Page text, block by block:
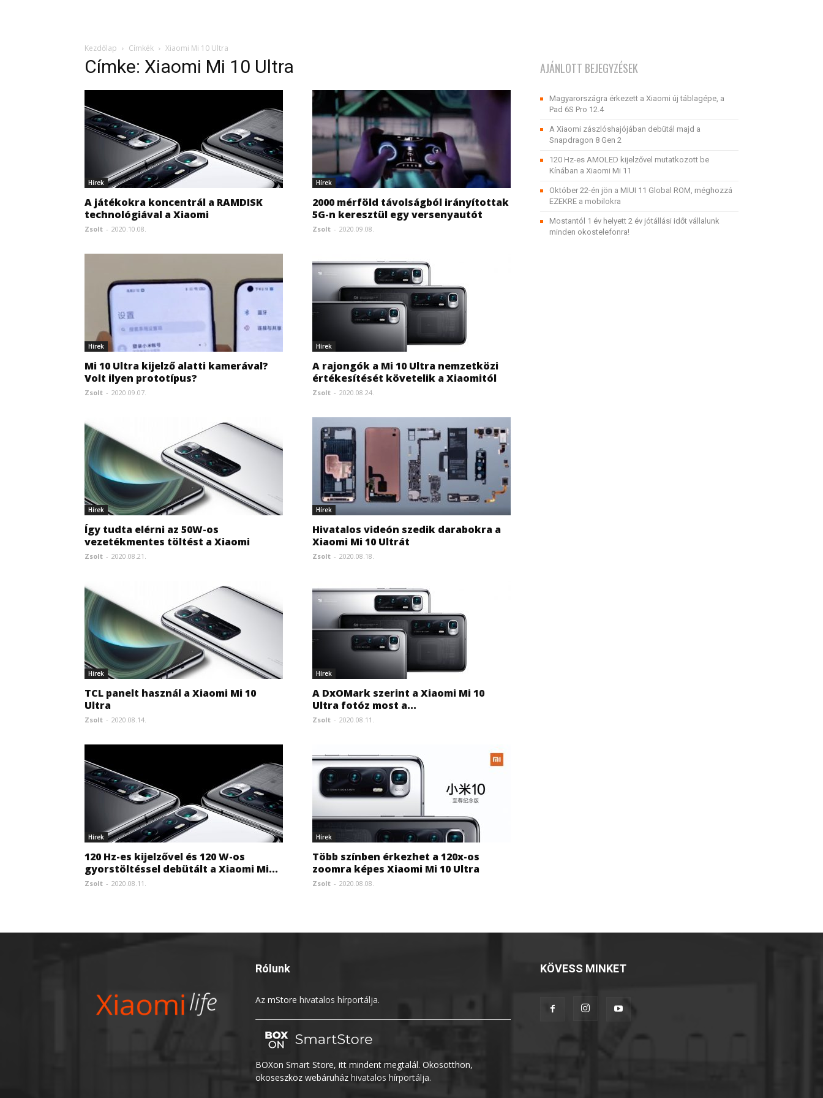
Kezdőlap Címkék Xiaomi Mi 10 Ultra
Címke: Xiaomi Mi 10 Ultra
Hírek
A játékokra koncentrál a RAMDISK
technológiával a Xiaomi
Zsolt - 2020.10.08.
Hírek
2000 mérföld távolságból irányítottak
5G-n keresztül egy versenyautót
Zsolt - 2020.09.08.
Hírek
Mi 10 Ultra kijelző alatti kamerával?
Volt ilyen prototípus?
Zsolt - 2020.09.07.
Hírek
A rajongók a Mi 10 Ultra nemzetközi
értékesítését követelik a Xiaomitól
Zsolt - 2020.08.24.
Hírek
Így tudta elérni az 50W-os
vezetékmentes töltést a Xiaomi
Zsolt - 2020.08.21.
Hírek
Hivatalos videón szedik darabokra a
Xiaomi Mi 10 Ultrát
Zsolt - 2020.08.18.
Hírek
TCL panelt használ a Xiaomi Mi 10
Ultra
Zsolt - 2020.08.14.
Hírek
A DxOMark szerint a Xiaomi Mi 10
Ultra fotóz most a...
Zsolt - 2020.08.11.
Hírek
120 Hz-es kijelzővel és 120 W-os
gyorstöltéssel debütált a Xiaomi Mi...
Zsolt - 2020.08.11.
Hírek
Több színben érkezhet a 120x-os
zoomra képes Xiaomi Mi 10 Ultra
Zsolt - 2020.08.08.
AJÁNLOTT BEJEGYZÉSEK
Magyarországra érkezett a Xiaomi új táblagépe, a
Pad 6S Pro 12.4
A Xiaomi zászlóshajójában debütál majd a
Snapdragon 8 Gen 2
120 Hz-es AMOLED kijelzővel mutatkozott be
Kínában a Xiaomi Mi 11
Október 22-én jön a MIUI 11 Global ROM, méghozzá
EZEKRE a mobilokra
Mostantól 1 év helyett 2 év jótállási időt vállalunk
minden okostelefonra!
Rólunk
Az mStore hivatalos hírportálja.
BOXon Smart Store, itt mindent megtalál. Okosotthon,
okoseszköz webáruház hivatalos hírportálja.
KÖVESS MINKET